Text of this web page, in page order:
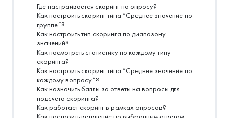
Где настраивается скоринг по опросу?
Как настроить скоринг типа “Среднее значение по
группе”?
Как настроить тип скоринга по диапазону
значений?
Как посмотреть статистику по каждому типу
скоринга?
Как настроить скоринг типа “Среднее значение по
каждому вопросу”?
Как назначить баллы за ответы на вопросы для
подсчета скоринга?
Как работает скоринг в рамках опросов?